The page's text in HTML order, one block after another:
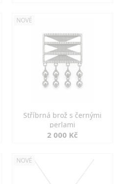
NOVÉ
Stříbrná brož s černými
perlami
2 000 Kč
NOVÉ